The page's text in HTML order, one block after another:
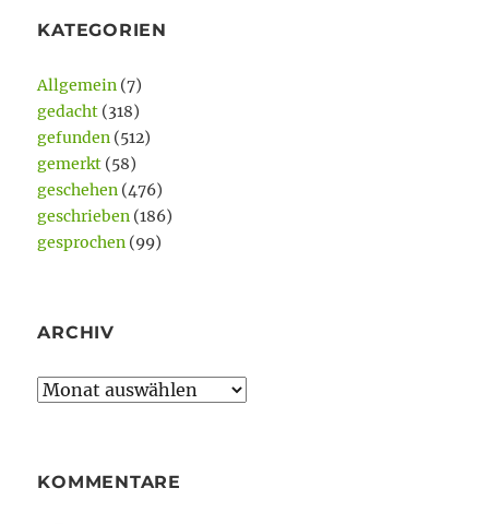
KATEGORIEN
Allgemein (7)
gedacht (318)
gefunden (512)
gemerkt (58)
geschehen (476)
geschrieben (186)
gesprochen (99)
ARCHIV
Archiv
KOMMENTARE